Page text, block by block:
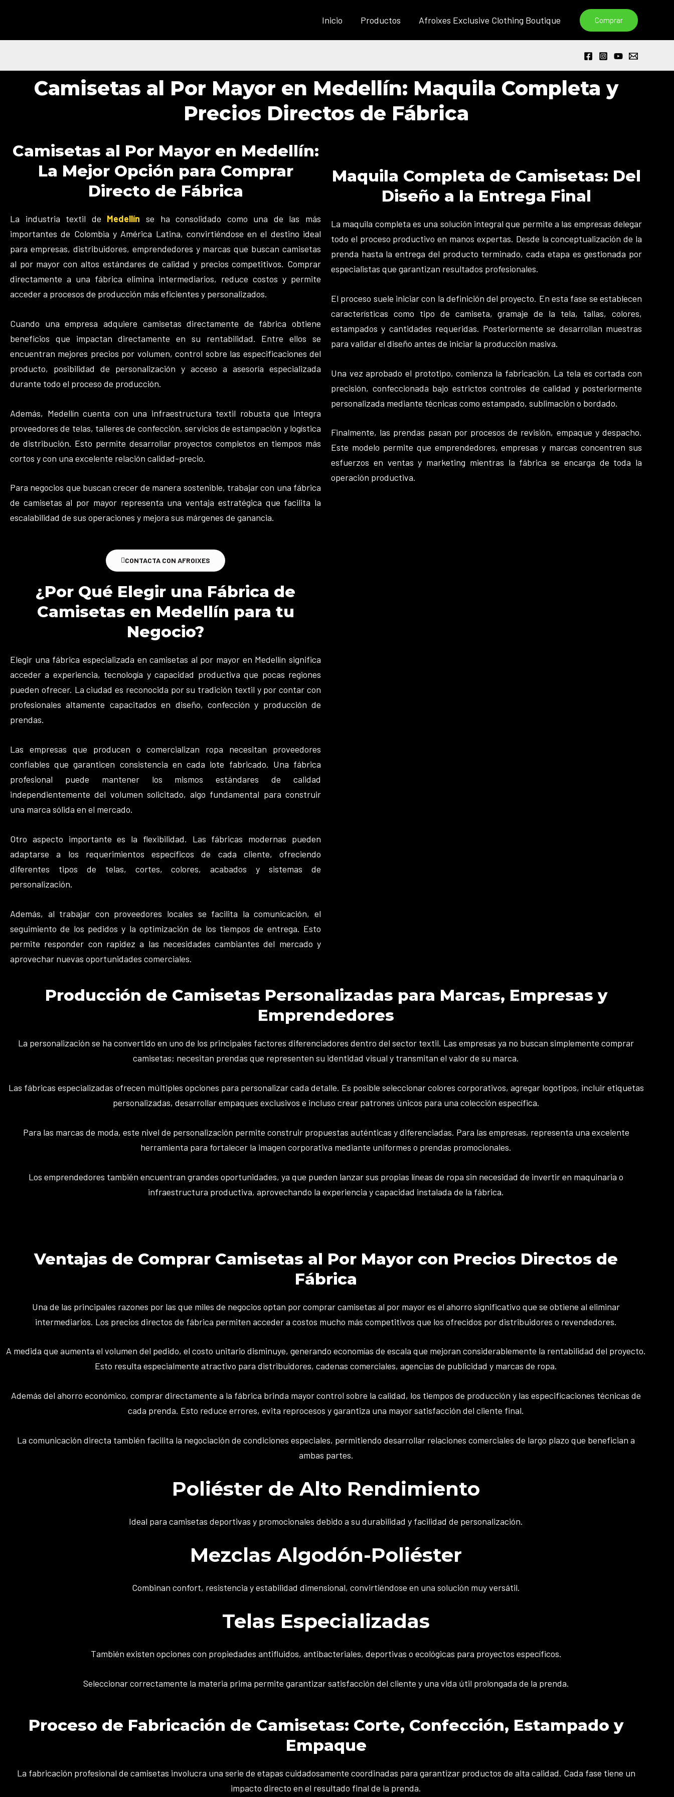
Inicio Productos Afroixes Exclusive Clothing Boutique Comprar
Camisetas al Por Mayor en Medellín: Maquila Completa y
Precios Directos de Fábrica
Camisetas al Por Mayor en Medellín:
La Mejor Opción para Comprar
Directo de Fábrica
La industria textil de Medellín se ha consolidado como una de las más
importantes de Colombia y América Latina, convirtiéndose en el destino ideal
para empresas, distribuidores, emprendedores y marcas que buscan camisetas
al por mayor con altos estándares de calidad y precios competitivos. Comprar
directamente a una fábrica elimina intermediarios, reduce costos y permite
acceder a procesos de producción más eficientes y personalizados.
Cuando una empresa adquiere camisetas directamente de fábrica obtiene
beneficios que impactan directamente en su rentabilidad. Entre ellos se
encuentran mejores precios por volumen, control sobre las especificaciones del
producto, posibilidad de personalización y acceso a asesoría especializada
durante todo el proceso de producción.
Además, Medellín cuenta con una infraestructura textil robusta que integra
proveedores de telas, talleres de confección, servicios de estampación y logística
de distribución. Esto permite desarrollar proyectos completos en tiempos más
cortos y con una excelente relación calidad-precio.
Para negocios que buscan crecer de manera sostenible, trabajar con una fábrica
de camisetas al por mayor representa una ventaja estratégica que facilita la
escalabilidad de sus operaciones y mejora sus márgenes de ganancia.
CONTACTA CON AFROIXES
¿Por Qué Elegir una Fábrica de
Camisetas en Medellín para tu
Negocio?
Elegir una fábrica especializada en camisetas al por mayor en Medellín significa
acceder a experiencia, tecnología y capacidad productiva que pocas regiones
pueden ofrecer. La ciudad es reconocida por su tradición textil y por contar con
profesionales altamente capacitados en diseño, confección y producción de
prendas.
Las empresas que producen o comercializan ropa necesitan proveedores
confiables que garanticen consistencia en cada lote fabricado. Una fábrica
profesional puede mantener los mismos estándares de calidad
independientemente del volumen solicitado, algo fundamental para construir
una marca sólida en el mercado.
Otro aspecto importante es la flexibilidad. Las fábricas modernas pueden
adaptarse a los requerimientos específicos de cada cliente, ofreciendo
diferentes tipos de telas, cortes, colores, acabados y sistemas de
personalización.
Además, al trabajar con proveedores locales se facilita la comunicación, el
seguimiento de los pedidos y la optimización de los tiempos de entrega. Esto
permite responder con rapidez a las necesidades cambiantes del mercado y
aprovechar nuevas oportunidades comerciales.
Maquila Completa de Camisetas: Del
Diseño a la Entrega Final
La maquila completa es una solución integral que permite a las empresas delegar
todo el proceso productivo en manos expertas. Desde la conceptualización de la
prenda hasta la entrega del producto terminado, cada etapa es gestionada por
especialistas que garantizan resultados profesionales.
El proceso suele iniciar con la definición del proyecto. En esta fase se establecen
características como tipo de camiseta, gramaje de la tela, tallas, colores,
estampados y cantidades requeridas. Posteriormente se desarrollan muestras
para validar el diseño antes de iniciar la producción masiva.
Una vez aprobado el prototipo, comienza la fabricación. La tela es cortada con
precisión, confeccionada bajo estrictos controles de calidad y posteriormente
personalizada mediante técnicas como estampado, sublimación o bordado.
Finalmente, las prendas pasan por procesos de revisión, empaque y despacho.
Este modelo permite que emprendedores, empresas y marcas concentren sus
esfuerzos en ventas y marketing mientras la fábrica se encarga de toda la
operación productiva.
Producción de Camisetas Personalizadas para Marcas, Empresas y
Emprendedores
La personalización se ha convertido en uno de los principales factores diferenciadores dentro del sector textil. Las empresas ya no buscan simplemente comprar
camisetas; necesitan prendas que representen su identidad visual y transmitan el valor de su marca.
Las fábricas especializadas ofrecen múltiples opciones para personalizar cada detalle. Es posible seleccionar colores corporativos, agregar logotipos, incluir etiquetas
personalizadas, desarrollar empaques exclusivos e incluso crear patrones únicos para una colección específica.
Para las marcas de moda, este nivel de personalización permite construir propuestas auténticas y diferenciadas. Para las empresas, representa una excelente
herramienta para fortalecer la imagen corporativa mediante uniformes o prendas promocionales.
Los emprendedores también encuentran grandes oportunidades, ya que pueden lanzar sus propias líneas de ropa sin necesidad de invertir en maquinaria o
infraestructura productiva, aprovechando la experiencia y capacidad instalada de la fábrica.
Ventajas de Comprar Camisetas al Por Mayor con Precios Directos de
Fábrica
Una de las principales razones por las que miles de negocios optan por comprar camisetas al por mayor es el ahorro significativo que se obtiene al eliminar
intermediarios. Los precios directos de fábrica permiten acceder a costos mucho más competitivos que los ofrecidos por distribuidores o revendedores.
A medida que aumenta el volumen del pedido, el costo unitario disminuye, generando economías de escala que mejoran considerablemente la rentabilidad del proyecto.
Esto resulta especialmente atractivo para distribuidores, cadenas comerciales, agencias de publicidad y marcas de ropa.
Además del ahorro económico, comprar directamente a la fábrica brinda mayor control sobre la calidad, los tiempos de producción y las especificaciones técnicas de
cada prenda. Esto reduce errores, evita reprocesos y garantiza una mayor satisfacción del cliente final.
La comunicación directa también facilita la negociación de condiciones especiales, permitiendo desarrollar relaciones comerciales de largo plazo que benefician a
ambas partes.
Poliéster de Alto Rendimiento
Ideal para camisetas deportivas y promocionales debido a su durabilidad y facilidad de personalización.
Mezclas Algodón-Poliéster
Combinan confort, resistencia y estabilidad dimensional, convirtiéndose en una solución muy versátil.
Telas Especializadas
También existen opciones con propiedades antifluidos, antibacteriales, deportivas o ecológicas para proyectos específicos.
Seleccionar correctamente la materia prima permite garantizar satisfacción del cliente y una vida útil prolongada de la prenda.
Proceso de Fabricación de Camisetas: Corte, Confección, Estampado y
Empaque
La fabricación profesional de camisetas involucra una serie de etapas cuidadosamente coordinadas para garantizar productos de alta calidad. Cada fase tiene un
impacto directo en el resultado final de la prenda.